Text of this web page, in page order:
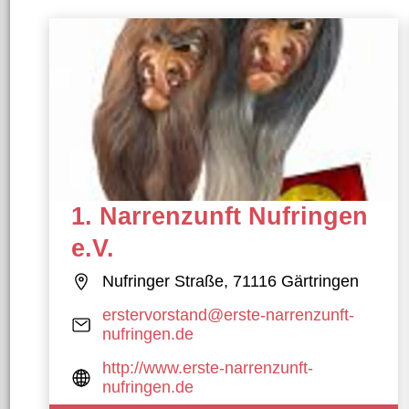
21 Ergebnisse gefunden
1. Narrenzunft Nufringen
e.V.
Nufringer Straße, 71116 Gärtringen
erstervorstand@erste-narrenzunft-
nufringen.de
http://www.erste-narrenzunft-
nufringen.de